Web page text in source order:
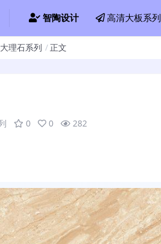
智陶设计 高清大板系列
大理石系列 正文
0 0 282